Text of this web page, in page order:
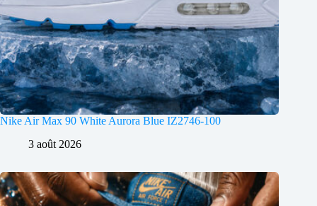
Nike Air Max 90 White Aurora Blue IZ2746-100
3 août 2026